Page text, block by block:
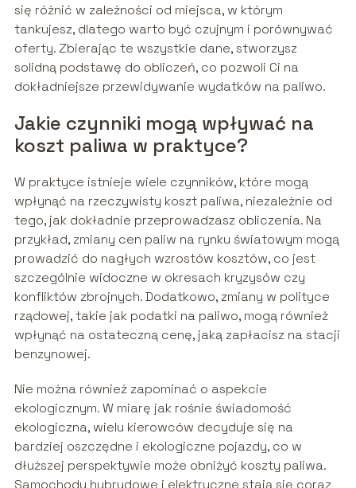
się różnić w zależności od miejsca, w którym
tankujesz, dlatego warto być czujnym i porównywać
oferty. Zbierając te wszystkie dane, stworzysz
solidną podstawę do obliczeń, co pozwoli Ci na
dokładniejsze przewidywanie wydatków na paliwo.
Jakie czynniki mogą wpływać na
koszt paliwa w praktyce?
W praktyce istnieje wiele czynników, które mogą
wpłynąć na rzeczywisty koszt paliwa, niezależnie od
tego, jak dokładnie przeprowadzasz obliczenia. Na
przykład, zmiany cen paliw na rynku światowym mogą
prowadzić do nagłych wzrostów kosztów, co jest
szczególnie widoczne w okresach kryzysów czy
konfliktów zbrojnych. Dodatkowo, zmiany w polityce
rządowej, takie jak podatki na paliwo, mogą również
wpłynąć na ostateczną cenę, jaką zapłacisz na stacji
benzynowej.
Nie można również zapominać o aspekcie
ekologicznym. W miarę jak rośnie świadomość
ekologiczna, wielu kierowców decyduje się na
bardziej oszczędne i ekologiczne pojazdy, co w
dłuższej perspektywie może obniżyć koszty paliwa.
Samochody hybrydowe i elektryczne stają się coraz